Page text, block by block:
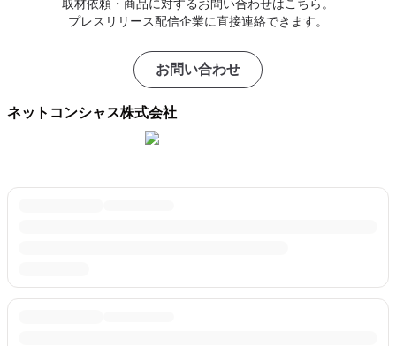
取材依頼・商品に対するお問い合わせはこちら。
プレスリリース配信企業に直接連絡できます。
お問い合わせ
ネットコンシャス株式会社